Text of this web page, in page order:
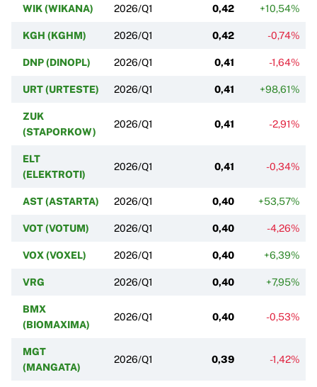
WIK (WIKANA) 2026/Q1 0,42 +10,54%
KGH (KGHM) 2026/Q1 0,42 -0,74%
DNP (DINOPL) 2026/Q1 0,41 -1,64%
URT (URTESTE) 2026/Q1 0,41 +98,61%
ZUK
(STAPORKOW)
2026/Q1 0,41 -2,91%
ELT
(ELEKTROTI)
2026/Q1 0,41 -0,34%
AST (ASTARTA) 2026/Q1 0,40 +53,57%
VOT (VOTUM) 2026/Q1 0,40 -4,26%
VOX (VOXEL) 2026/Q1 0,40 +6,39%
VRG 2026/Q1 0,40 +7,95%
BMX
(BIOMAXIMA)
2026/Q1 0,40 -0,53%
MGT
(MANGATA)
2026/Q1 0,39 -1,42%